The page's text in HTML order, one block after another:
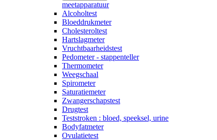
meetapparatuur
Alcoholtest
Bloeddrukmeter
Cholesteroltest
Hartslagmeter
Vruchtbaarheidstest
Pedometer - stappenteller
Thermometer
Weegschaal
Spirometer
Saturatiemeter
Zwangerschapstest
Drugtest
Teststroken : bloed, speeksel, urine
Bodyfatmeter
Ovulatietest